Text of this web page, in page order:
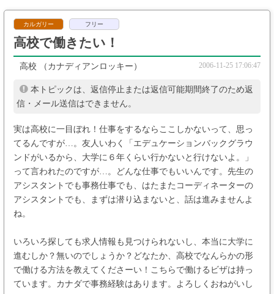
カルガリー フリー
高校で働きたい！
高校 （カナディアンロッキー） 2006-11-25 17:06:47
本トピックは、返信停止または返信可能期間終了のため返
信・メール送信はできません。
実は高校に一目ぼれ！仕事をするならここしかないって、思っ
てるんですが…。友人いわく「エデュケーションバックグラウ
ンドがいるから、大学に６年くらい行かないと行けないよ。」
って言われたのですが…。どんな仕事でもいいんです。先生の
アシスタントでも事務仕事でも、はたまたコーディネーターの
アシスタントでも、まずは潜り込まないと、話は進みませんよ
ね。
いろいろ探しても求人情報も見つけられないし、本当に大学に
進むしか？無いのでしょうか？どなたか、高校でなんらかの形
で働ける方法を教えてくださーい！こちらで働けるビザは持っ
ています。カナダで事務経験はあります。よろしくおねがいし